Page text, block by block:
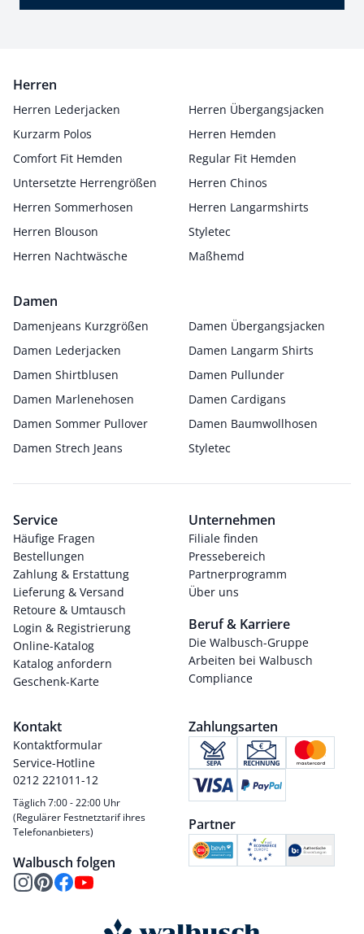
Herren
Herren Lederjacken
Herren Übergangsjacken
Kurzarm Polos
Herren Hemden
Comfort Fit Hemden
Regular Fit Hemden
Untersetzte Herrengrößen
Herren Chinos
Herren Sommerhosen
Herren Langarmshirts
Herren Blouson
Styletec
Herren Nachtwäsche
Maßhemd
Damen
Damenjeans Kurzgrößen
Damen Übergangsjacken
Damen Lederjacken
Damen Langarm Shirts
Damen Shirtblusen
Damen Pullunder
Damen Marlenehosen
Damen Cardigans
Damen Sommer Pullover
Damen Baumwollhosen
Damen Strech Jeans
Styletec
Service
Häufige Fragen
Bestellungen
Zahlung & Erstattung
Lieferung & Versand
Retoure & Umtausch
Login & Registrierung
Online-Katalog
Katalog anfordern
Geschenk-Karte
Unternehmen
Filiale finden
Pressebereich
Partnerprogramm
Über uns
Beruf & Karriere
Die Walbusch-Gruppe
Arbeiten bei Walbusch
Compliance
Kontakt
Kontaktformular
Service-Hotline
0212 221011-12
Täglich 7:00 - 22:00 Uhr
(Regulärer Festnetztarif ihres
Telefonanbieters)
Walbusch folgen
Zahlungsarten
Partner